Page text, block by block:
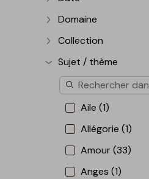
Afficher plus
Afficher plus
Domaine
Afficher plus
Collection
Afficher plus
Sujet / thème
Aile (1)
Allégorie (1)
Amour (33)
Anges (1)